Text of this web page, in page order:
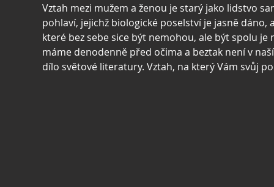
Vztah mezi mužem a ženou je starý jako lidstvo
pohlaví, jejichž biologické poselství je jasně
které bez sebe sice být nemohou, ale být spolu
máme denodenně před očima a beztak není v